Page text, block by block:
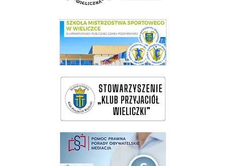
link do SMS Wieliczka
wieliczka-wieliczanie na bis
pomoc prawna wieliczka